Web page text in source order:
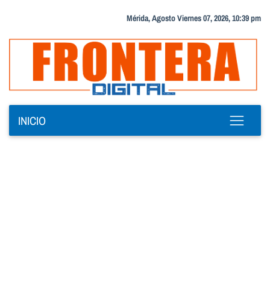
Mérida, Agosto Viernes 07, 2026, 10:39 pm
INICIO